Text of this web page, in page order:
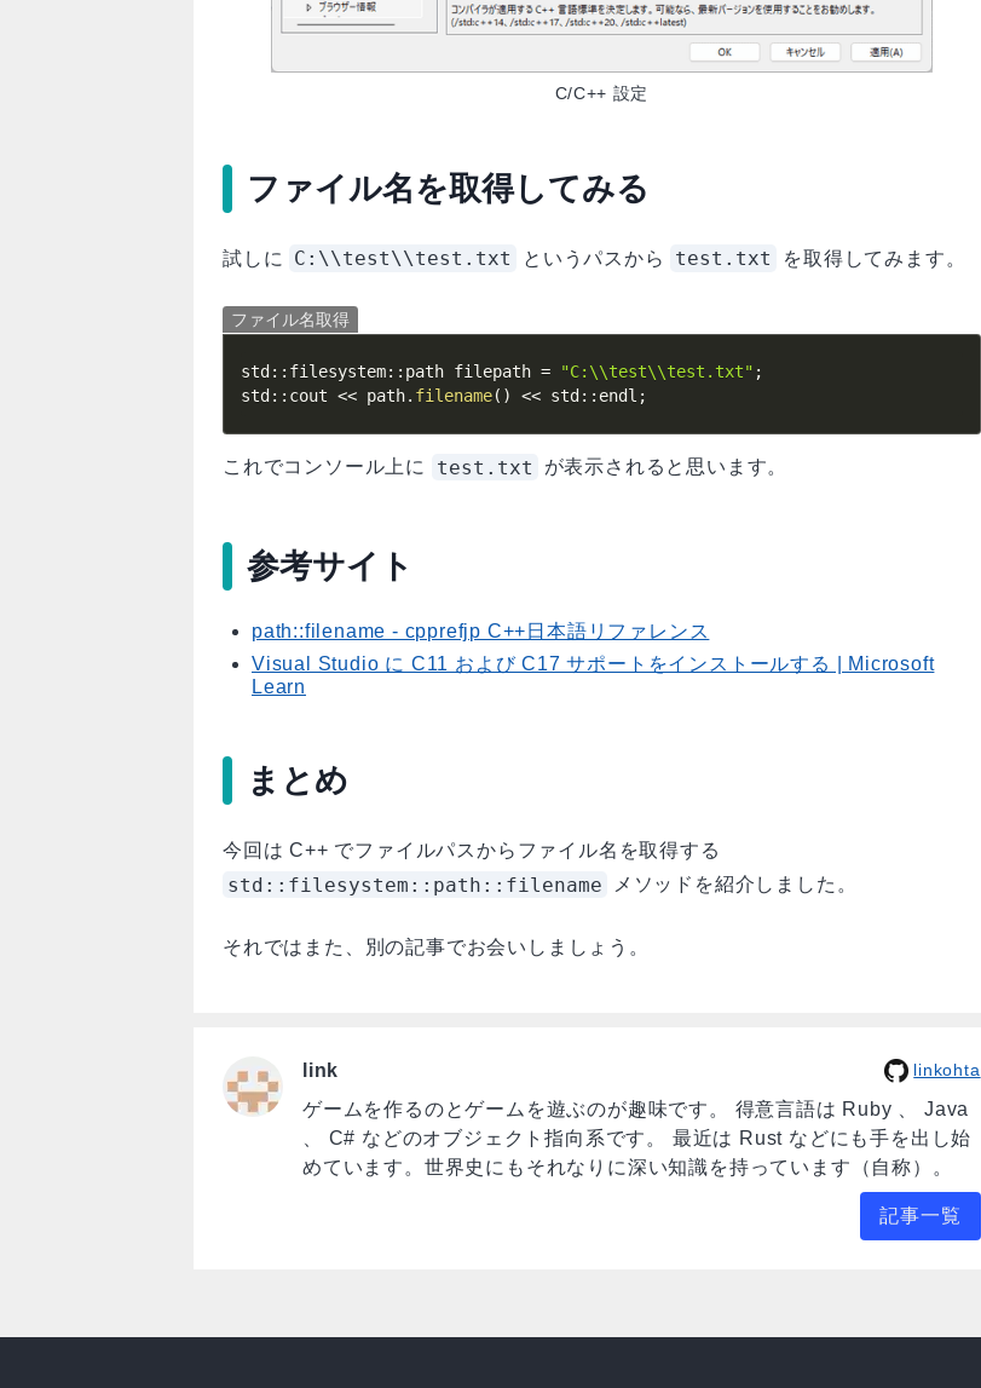
C/C++ 設定
ファイル名を取得してみる
試しに C:\\test\\test.txt というパスから test.txt を取得してみます。
ファイル名取得
std :: filesystem:: path filepath = "C:\\test\\test.txt" ;
std :: cout << path. filename( ) << std :: endl ;
これでコンソール上に test.txt が表示されると思います。
参考サイト
path::filename - cpprefjp C++日本語リファレンス
Visual Studio に C11 および C17 サポートをインストールする | Microsoft
Learn
まとめ
今回は C++ でファイルパスからファイル名を取得する
std::filesystem::path::filename メソッドを紹介しました。
それではまた、別の記事でお会いしましょう。
link linkohta
ゲームを作るのとゲームを遊ぶのが趣味です。 得意言語は Ruby 、 Java
、 C# などのオブジェクト指向系です。 最近は Rust などにも手を出し始
めています。世界史にもそれなりに深い知識を持っています（自称）。
記事一覧